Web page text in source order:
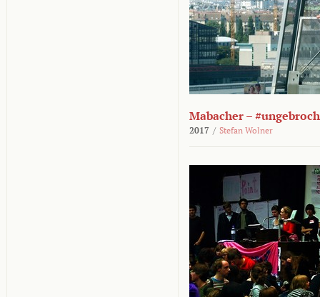
Mabacher –
2017 / Stefan Wolner